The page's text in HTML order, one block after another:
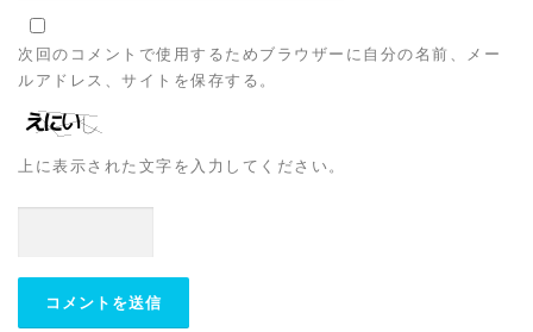
次回のコメントで使用するためブラウザーに自分の名前、メー
ルアドレス、サイトを保存する。
上に表示された文字を入力してください。